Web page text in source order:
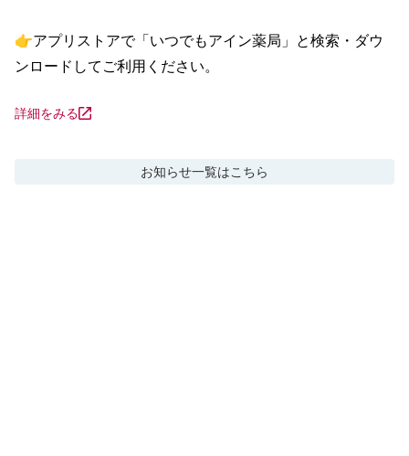
👉アプリストアで「いつでもアイン薬局」と検索・ダウ
ンロードしてご利用ください。
詳細をみる
お知らせ一覧はこちら